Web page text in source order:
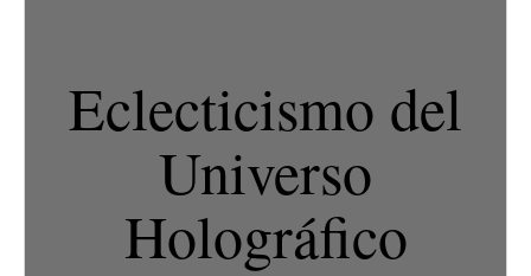
Eclecticismo del
Universo
Holográfico